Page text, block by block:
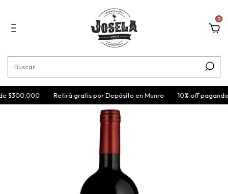
0
$300.000 Retirá gratis por Depósito en Munro 10% off